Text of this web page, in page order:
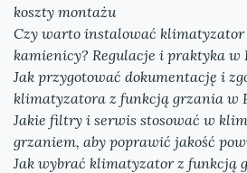
koszty montażu
Czy warto instalować
kamienicy? Regulacje i praktyka w
Jak przygotować dokumentację i
klimatyzatora z funkcją grzania w
Jakie filtry i serwis stosować w
grzaniem, aby poprawić jakość
Jak wybrać klimatyzator z funkcją